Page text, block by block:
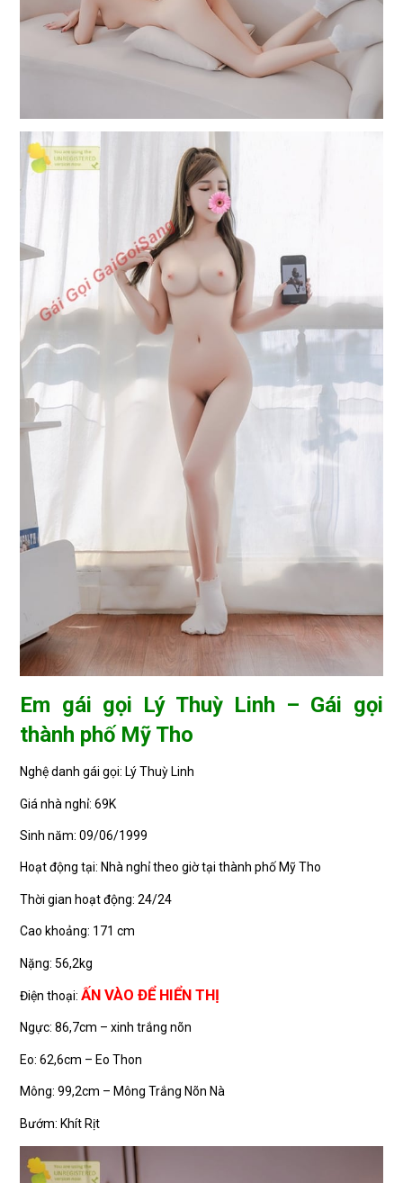
Em gái gọi Lý Thuỳ Linh – Gái gọi
thành phố Mỹ Tho
Nghệ danh gái gọi: Lý Thuỳ Linh
Giá nhà nghỉ: 69K
Sinh năm: 09/06/1999
Hoạt động tại: Nhà nghỉ theo giờ tại thành phố Mỹ Tho
Thời gian hoạt động: 24/24
Cao khoảng: 171 cm
Nặng: 56,2kg
Điện thoại:ẤN VÀO ĐỂ HIỂN THỊ
Ngực: 86,7cm – xinh trắng nõn
Eo: 62,6cm – Eo Thon
Mông: 99,2cm – Mông Trắng Nõn Nà
Bướm: Khít Rịt